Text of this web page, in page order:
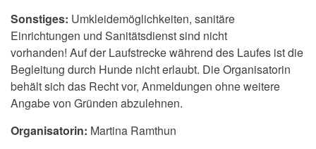
Sonstiges: Umkleidemöglichkeiten, sanitäre
Einrichtungen und Sanitätsdienst sind nicht
vorhanden! Auf der Laufstrecke während des Laufes ist die
Begleitung durch Hunde nicht erlaubt. Die Organisatorin
behält sich das Recht vor, Anmeldungen ohne weitere
Angabe von Gründen abzulehnen.
Organisatorin: Martina Ramthun